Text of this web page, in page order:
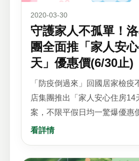
2020-03-30
守護家人不孤單！
團全面推「家人安
天」優惠價(6/30止)
「防疫倒過來」回國居家檢疫
店集團推出「家人安心住房14
案，不限平假日均一驚爆優惠
看詳情